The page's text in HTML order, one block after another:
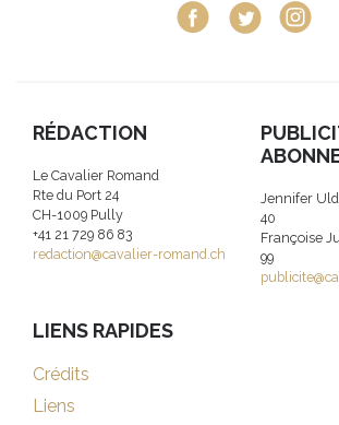
RÉDACTION
Le Cavalier Romand
Rte du Port 24
CH-1009 Pully
+41 21 729 86 83
redaction@cavalier-romand.ch
Jennifer
40
Françoise
99
LIENS RAPIDES
Crédits
Liens